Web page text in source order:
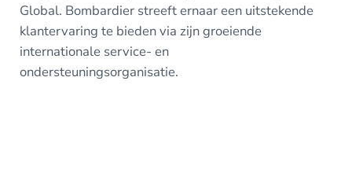
Global. Bombardier streeft ernaar een uitstekende
klantervaring te bieden via zijn groeiende
internationale service- en
ondersteuningsorganisatie.